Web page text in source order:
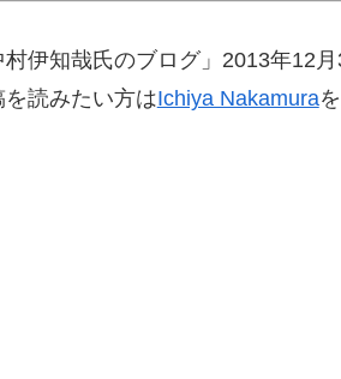
伊知哉氏のブログ」2013年12
読みたい方はIchiya Nakamura